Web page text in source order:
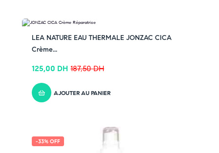
x 2,5 m
Excellent maintien musculaire et articulaire
Élastique et confortable
Adhérence durable , même pendant l’effort
Idéal pour le sport et la rééducation
Pensez-y :
✔ Suivez-nous sur TikTok –
✔ Rejoignez-nous sur Instagram –
LEA NATURE EAU THERMALE JONZAC CICA
Crème...
187,50DH
125,00 DH
AJOUTER AU PANIER
-33% OFF